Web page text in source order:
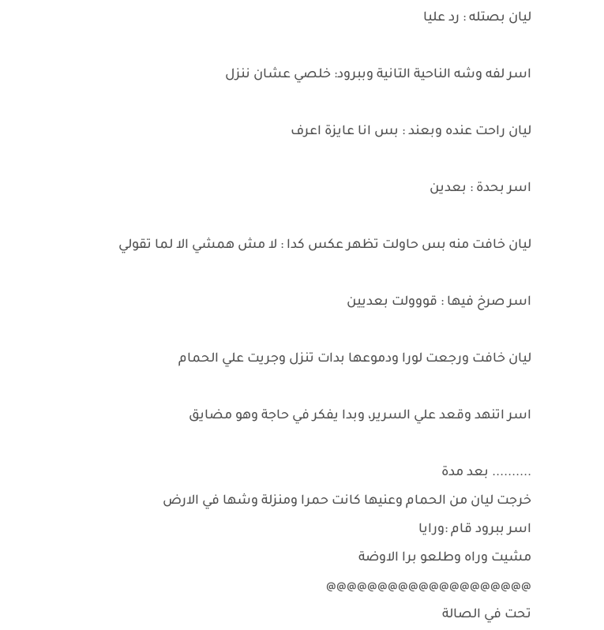
ليان بصتله : رد عليا
اسر لفه وشه الناحية التانية وببرود: خلصي عشان ننزل
ليان راحت عنده وبعند : بس انا عايزة اعرف
اسر بحدة : بعدين
ليان خافت منه بس حاولت تظهر عكس كدا : لا مش همشي الا لما تقولي
اسر صرخ فيها : قووولت بعديين
ليان خافت ورجعت لورا ودموعها بدات تنزل وجريت علي الحمام
اسر اتنهد وقعد علي السرير، وبدا يفكر في حاجة وهو مضايق
.......... بعد مدة
خرجت ليان من الحمام وعنيها كانت حمرا ومنزلة وشها في الارض
اسر ببرود قام :ورايا
مشيت وراه وطلعو برا الاوضة
@@@@@@@@@@@@@@@@@@@@
تحت في الصالة